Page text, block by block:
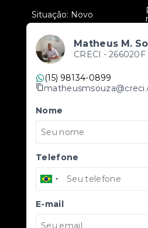
Situação: Novo
Matheus M.
CRECI - 266020F
(15) 98134-0899
Nome
Telefone
E-mail